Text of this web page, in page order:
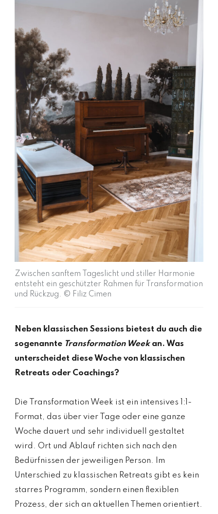
Zwischen sanftem Tageslicht und stiller Harmonie
entsteht ein geschützter Rahmen für Transformation
und Rückzug. © Filiz Cimen
Neben klassischen Sessions bietest du auch die
sogenannte Transformation Weekan. Was
unterscheidet diese Woche von klassischen
Retreats oder Coachings?
Die Transformation Week ist ein intensives 1:1-
Format, das über vier Tage oder eine ganze
Woche dauert und sehr individuell gestaltet
wird. Ort und Ablauf richten sich nach den
Bedürfnissen der jeweiligen Person. Im
Unterschied zu klassischen Retreats gibt es kein
starres Programm, sondern einen flexiblen
Prozess, der sich an aktuellen Themen orientiert.